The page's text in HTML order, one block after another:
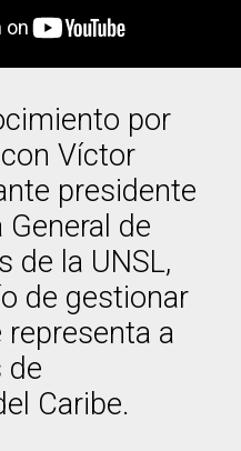
por
Víctor
presidente
de
de la UNSL,
de gestionar
a
de
Caribe.